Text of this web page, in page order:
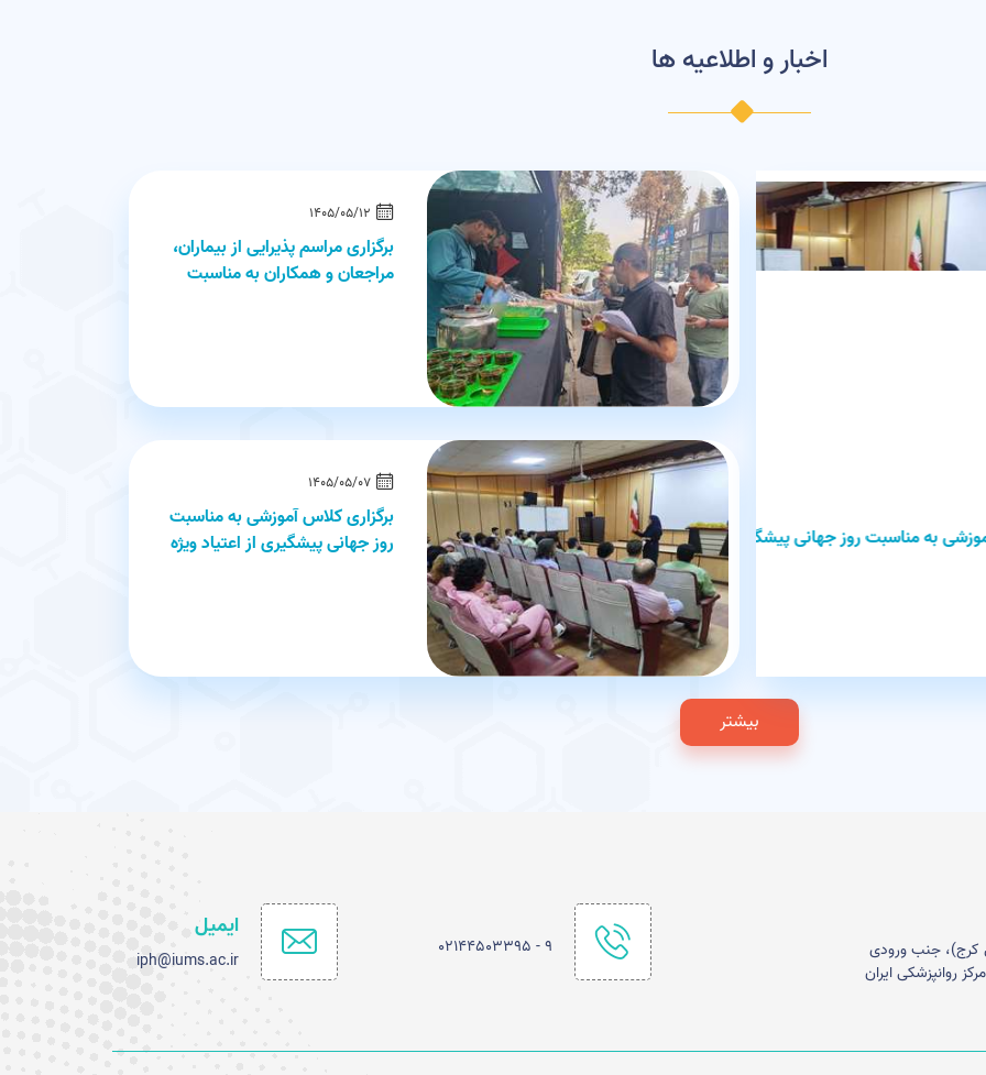
اخبار و اطلاعیه ها
اعتیاد ویژه بیماران مرکز فراخوان جذب نیروی خدماتی( شرکتی حجمی) در بیمارستان روانپزشکی ایران
1405/05/06
1405/05/12
برگزاری مراسم پذیرایی از بیماران،
مراجعان و همکاران به مناسبت
1405/05/07
برگزاری کلاس آموزشی به مناسبت
روز جهانی پیشگیری از اعتیاد ویژه
بیشتر
مخصوص کرج)، جنب ورودی
روانپزشکی ایران
۹ - ۰۲۱۴۴۵۰۳۳۹۵
ایمیل
iph@iums.ac.ir